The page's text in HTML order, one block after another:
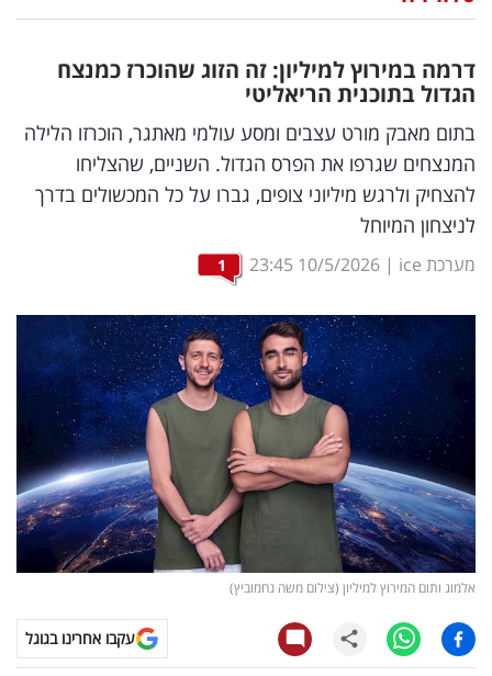
דיגיטל
וטק
שיווק
ופרסום
משפט
מדדים
ומחקרים
דעות
רכילות
עסקית
קריפטו
ויראלי
טלוויזיה
דרמה במירוץ למיליון: זה הזוג שהוכרז כמנצח
הגדול בתוכנית הריאליטי
בתום מאבק מורט עצבים ומסע עולמי מאתגר, הוכרזו הלילה
המנצחים שגרפו את הפרס הגדול. השניים, שהצליחו
להצחיק ולרגש מיליוני צופים, גברו על כל המכשולים בדרך
לניצחון המיוחל
מערכת ice |
10/5/2026
23:45
1
אלמוג ותום המירוץ למיליון (צילום משה נחמוביץ)
עקבו אחרינו בגוגל